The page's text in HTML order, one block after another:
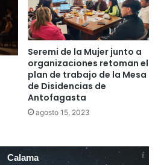
Seremi de la Mujer junto a
organizaciones retoman el
plan de trabajo de la Mesa
de Disidencias de
Antofagasta
agosto 15, 2023
Calama